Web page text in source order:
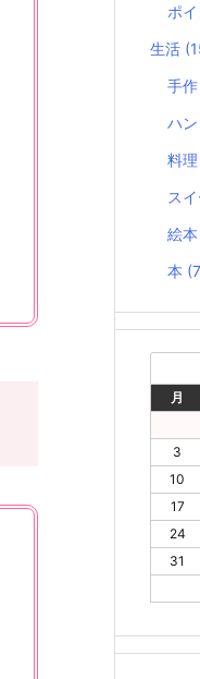
ポ
生活
手
ハ
料理
ス
絵本
本
月
3
10
17
24
31